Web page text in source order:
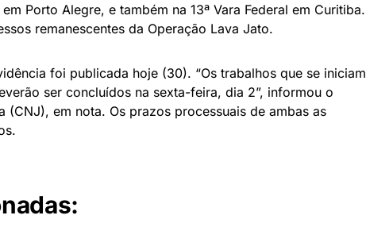
Porto Alegre, e também na 13ª Vara Federal em Curitiba.
remanescentes da Operação Lava Jato.
foi publicada hoje (30). “Os trabalhos que se iniciam
ser concluídos na sexta-feira, dia 2”, informou o
(CNJ), em nota. Os prazos processuais de ambas as